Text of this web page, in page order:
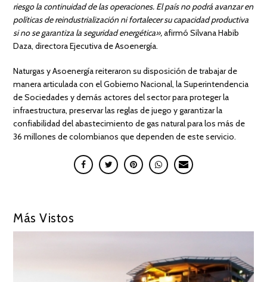
riesgo la continuidad de las operaciones. El país no podrá avanzar en
políticas de reindustrialización ni fortalecer su capacidad productiva
si no se garantiza la seguridad energética»,afirmó Silvana Habib
Daza, directora Ejecutiva de Asoenergía.
Naturgas y Asoenergía reiteraron su disposición de trabajar de
manera articulada con el Gobierno Nacional, la Superintendencia
de Sociedades y demás actores del sector para proteger la
infraestructura, preservar las reglas de juego y garantizar la
confiabilidad del abastecimiento de gas natural para los más de
36 millones de colombianos que dependen de este servicio.
Más Vistos